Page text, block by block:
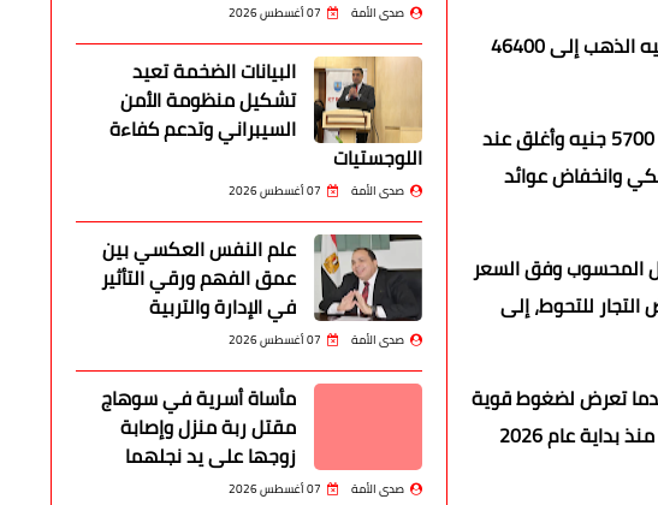
وأضاف أن سعر جرام الذهب عيار 24 بلغ نحو 6629 جنيهًا، بينما سجل عيار 18 نحو 4972 جنيهًا، في حين وصل سعر الجنيه الذهب إلى 46400
وأوضح أن السوق المحلية كانت قد شهدت أمس الجمعة ارتفاعًا بقيمة 45 جنيهًا لعيار 21، بعدما افتتح التعاملات عند 5700 جنيه وأغلق عند
بتراجع الدولار الأمريكي وانخفاض عوائد
سعرية تقارب 120 جنيهًا فوق السعر العادل المحسوب وفق السعر
توجه بعض التجار للتحوط، إلى
تعرض لضغوط قوية
بفعل صعود الدولار الأمريكي وارتفاع العوائد الحقيقية على سندات الخزانة، وهو ما دفع الأوقية إلى أدنى مستوياتها منذ بداية عام 2026
صدى الأمة 07 أغسطس 2026
البيانات الضخمة تعيد
تشكيل منظومة الأمن
السيبراني وتدعم كفاءة
اللوجستيات
صدى الأمة 07 أغسطس 2026
علم النفس العكسي بين
عمق الفهم ورقي التأثير
في الإدارة والتربية
صدى الأمة 07 أغسطس 2026
مأساة أسرية في سوهاج
مقتل ربة منزل وإصابة
زوجها على يد نجلهما
صدى الأمة 07 أغسطس 2026